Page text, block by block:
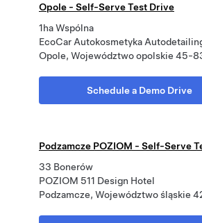
Opole - Self-Serve Test Drive
1ha Wspólna
EcoCar Autokosmetyka
Opole, Województwo opolskie 45-
Schedule a Demo Drive
Podzamcze POZIOM - Self-Serve
33 Bonerów
POZIOM 511 Design Hotel
Podzamcze, Województwo śląskie